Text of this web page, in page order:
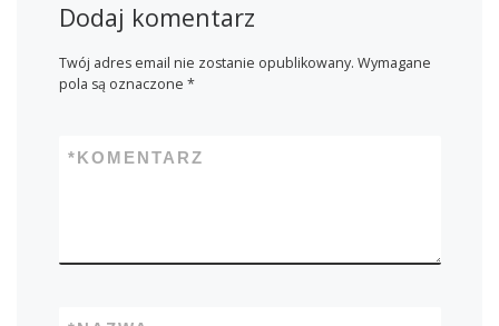
Dodaj komentarz
Twój adres email nie zostanie opublikowany. Wymagane
pola są oznaczone *
KOMENTARZ
*